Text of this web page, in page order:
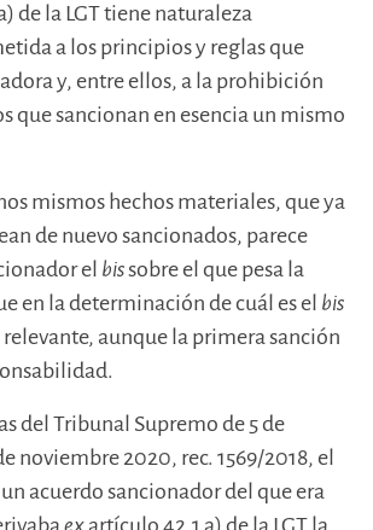
de la LGT tiene naturaleza
a los principios y reglas que
y, entre ellos, a la prohibición
que sancionan en esencia un mismo
mismos hechos materiales, que ya
de nuevo sancionados, parece
el bissobre el que pesa la
en la determinación de cuál es el bis
aunque la primera sanción
del Tribunal Supremo de 5 de
noviembre 2020, rec. 1569/2018, el
acuerdo sancionador del que era